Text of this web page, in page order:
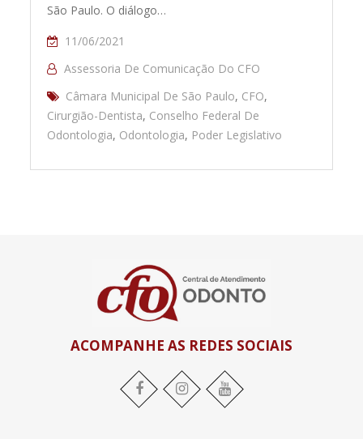
São Paulo. O diálogo…
11/06/2021
Assessoria De Comunicação Do CFO
Câmara Municipal De São Paulo, CFO,
Cirurgião-Dentista, Conselho Federal De
Odontologia, Odontologia, Poder Legislativo
ACOMPANHE AS REDES SOCIAIS
Facebook Instagram YouTube